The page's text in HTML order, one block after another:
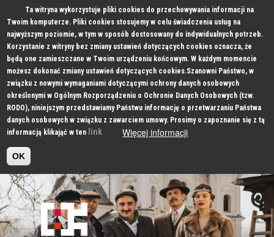
Ta witryna wykorzystuje pliki cookies do przechowywania informacji na
Twoim komputerze. Pliki cookies stosujemy w celu świadczenia usług na
najwyższym poziomie, w tym w sposób dostosowany do indywidualnych potrzeb.
Korzystanie z witryny bez zmiany ustawień dotyczących cookies oznacza, że
będą one zamieszczane w Twoim urządzeniu końcowym. W każdym momencie
możesz dokonać zmiany ustawień dotyczących cookies.Szanowni Państwo, w
związku z nowymi wymaganiami dotyczącymi ochrony danych osobowych
określonymi w Ogólnym Rozporządzeniu o Ochronie Danych Osobowych (tzw.
RODO), niniejszym przedstawiamy Państwu informację o przetwarzaniu Państwa
danych osobowych w związku z zawarciem umowy. Prosimy o zapoznanie się z tą
informacją klikająć w ten link Więcej informacji
OK